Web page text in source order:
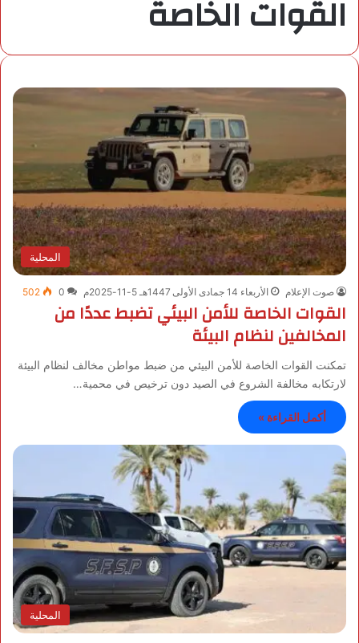
القوات الخاصة
المحلية
صوت الإعلام الأربعاء 14 جمادى الأولى 1447هـ 5-11-2025م 0
502
القوات الخاصة للأمن البيئي تضبط عددًا من
المخالفين لنظام البيئة
تمكنت القوات الخاصة للأمن البيئي من ضبط مواطن مخالف لنظام البيئة
لارتكابه مخالفة الشروع في الصيد دون ترخيص في محمية…
أكمل القراءة »
المحلية